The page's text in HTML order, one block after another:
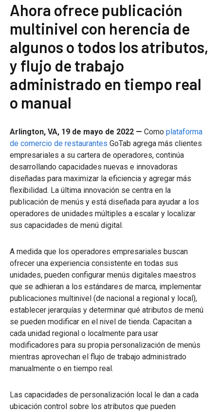
Ahora ofrece publicación
multinivel con herencia de
algunos o todos los atributos,
y flujo de trabajo
administrado en tiempo real
o manual
Arlington, VA, 19 de mayo de 2022 — Como plataforma
de comercio de restaurantes GoTab agrega más clientes
empresariales a su cartera de operadores, continúa
desarrollando capacidades nuevas e innovadoras
diseñadas para maximizar la eficiencia y agregar más
flexibilidad. La última innovación se centra en la
publicación de menús y está diseñada para ayudar a los
operadores de unidades múltiples a escalar y localizar
sus capacidades de menú digital.
A medida que los operadores empresariales buscan
ofrecer una experiencia consistente en todas sus
unidades, pueden configurar menús digitales maestros
que se adhieran a los estándares de marca, implementar
publicaciones multinivel (de nacional a regional y local),
establecer jerarquías y determinar qué atributos de menú
se pueden modificar en el nivel de tienda. Capacitan a
cada unidad regional o localmente para usar
modificadores para su propia personalización de menús
mientras aprovechan el flujo de trabajo administrado
manualmente o en tiempo real.
Las capacidades de personalización local le dan a cada
ubicación control sobre los atributos que pueden